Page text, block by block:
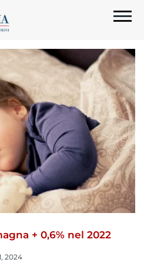
+ 0,6% nel 2022
2024